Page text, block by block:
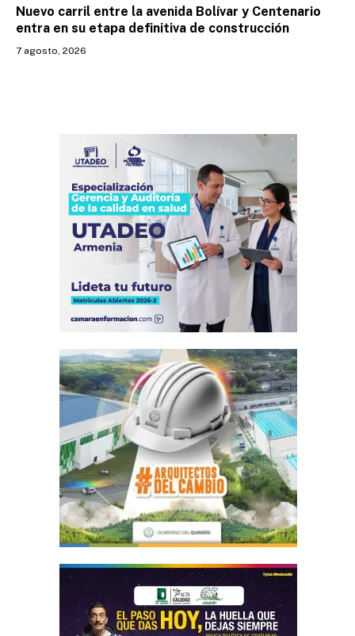
Nuevo carril entre la avenida Bolívar y Centenario
entra en su etapa definitiva de construcción
7 agosto, 2026